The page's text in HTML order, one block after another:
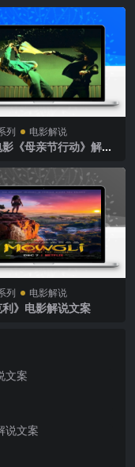
列 电影解说
《母亲节行动》解说
列 电影解说
利》电影解说文案
文案
说文案